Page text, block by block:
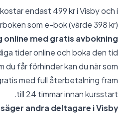
endast 499 kr i Visby och i
som e-bok (värde 398 kr).
online med gratis avbokning
tider online och boka den tid
du får förhinder kan du när som
med full återbetalning fram
till 24 timmar innan kursstart.
andra deltagare i Visby?